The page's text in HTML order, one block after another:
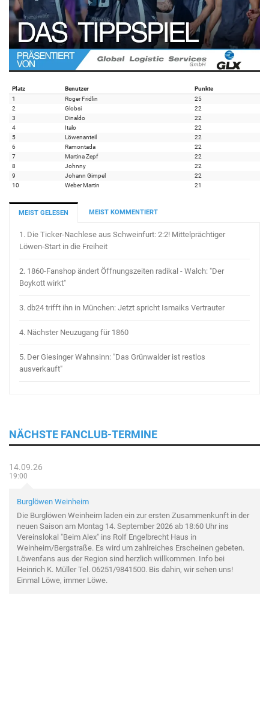
Platz Benutzer
Punkte
1
Roger Fridlin
25
2
Globsi
22
3
Dinaldo
22
4
Italo
22
5
Löwenanteil
22
6
Ramontada
22
7
Martina Zepf
22
8
Johnny
22
9
Johann Gimpel
22
10
Weber Martin 21
MEIST GELESEN MEIST KOMMENTIERT
1. Die Ticker-Nachlese aus Schweinfurt: 2:2! Mittelprächtiger
Löwen-Start in die Freiheit
2. 1860-Fanshop ändert Öffnungszeiten radikal - Walch: "Der
Boykott wirkt"
3. db24 trifft ihn in München: Jetzt spricht Ismaiks Vertrauter
4. Nächster Neuzugang für 1860
5. Der Giesinger Wahnsinn: "Das Grünwalder ist restlos
ausverkauft"
NÄCHSTE FANCLUB-TERMINE
14.09.26
19:00
Burglöwen Weinheim
Die Burglöwen Weinheim laden ein zur ersten Zusammenkunft in der
neuen Saison am Montag 14. September 2026 ab 18:60 Uhr ins
Vereinslokal "Beim Alex" ins Rolf Engelbrecht Haus in
Weinheim/Bergstraße. Es wird um zahlreiches Erscheinen gebeten.
Löwenfans aus der Region sind herzlich willkommen. Info bei
Heinrich K. Müller Tel. 06251/9841500. Bis dahin, wir sehen uns!
Einmal Löwe, immer Löwe.